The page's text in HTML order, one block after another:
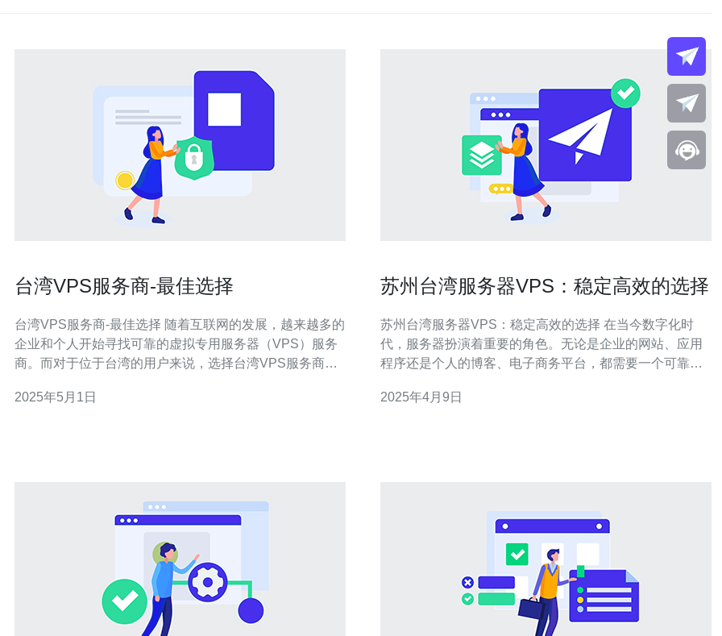
台湾VPS服务商-最佳选择
台湾VPS服务商-最佳选择 随着互联网的发展，越来越多的
企业和个人开始寻找可靠的虚拟专用服务器（VPS）服务
商。而对于位于台湾的用户来说，选择台湾VPS服务商是
基础设施和稳定的网络环境，为用户提供高速、安全、可
2025年5月1日
苏州台湾服务器VPS：稳定高效的选择
苏州台湾服务器VPS：稳定高效的选择 在当今数字化时
代，服务器扮演着重要的角色。无论是企业的网站、应用
程序还是个人的博客、电子商务平台，都需要一个可靠的
务器VPS正是这样一种可靠高效的选择。 苏州台湾服务器
2025年4月9日